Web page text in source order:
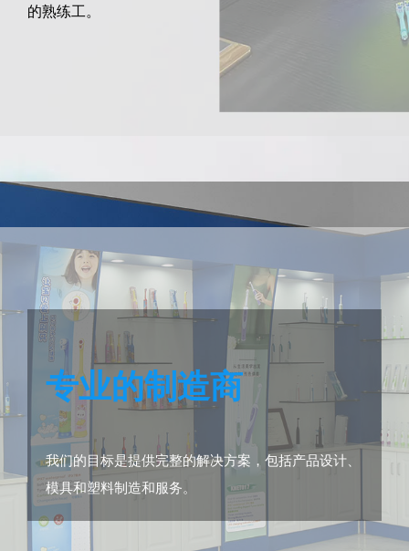
的熟练工。
专业的制造商
我们的目标是提供完整的解决方案，包括产品设计、
模具和塑料制造和服务。